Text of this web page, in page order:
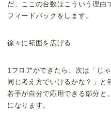
だ、ここの台数はこういう理由
フィードバックをします。
徐々に範囲を広げる
1フロアができたら、次は「じ
同じ考え方でいけるかな？」
若手が自分で応用できる部分と
になります。